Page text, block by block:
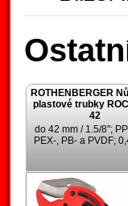
ROTHENBERGER
plastové trubky
42
do 42 mm / 1.5/8";
PEX-, PB- a PVDF;